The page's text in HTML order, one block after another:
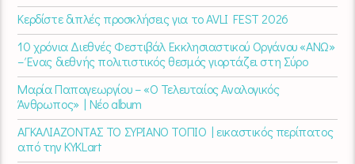
Κερδίστε διπλές προσκλήσεις για το AVLI FEST 2026
10 χρόνια Διεθνές Φεστιβάλ Εκκλησιαστικού Οργάνου «ΑΝΩ»
– Ένας διεθνής πολιτιστικός θεσμός γιορτάζει στη Σύρο​
Μαρία Παπαγεωργίου – «Ο Τελευταίος Αναλογικός
Άνθρωπος» | Νέο album
ΑΓΚΑΛΙΑΖΟΝΤΑΣ ΤΟ ΣΥΡΙΑΝΟ ΤΟΠΙΟ | εικαστικός περίπατος
από την KYKLart